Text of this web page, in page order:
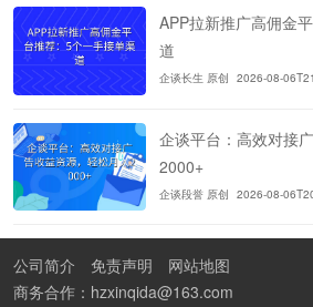
APP拉新推广高佣金
道
企谈长生 原创 2026-08-
企谈平台：高效对接
2000+
企谈段誉 原创 2026-08-
公司简介 免责声明
网站地图
商务合作：hzxinqida@163.com